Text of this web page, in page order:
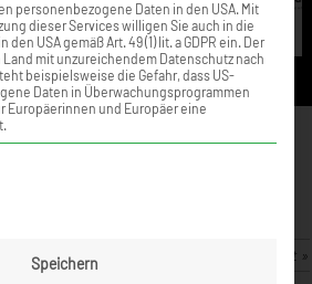
Ausfallpech für
nach
Zeittraining
Zurück zur Artikelübersicht »
personenbezogene Daten in den USA. Mit
dieser Services willigen Sie auch in die
USA gemäß Art. 49 (1) lit. a GDPR ein. Der
Land mit unzureichendem Datenschutz nach
beispielsweise die Gefahr, dass US-
Daten in Überwachungsprogrammen
Europäerinnen und Europäer eine
Gruppen, für die eine Einwilligung
Speichern